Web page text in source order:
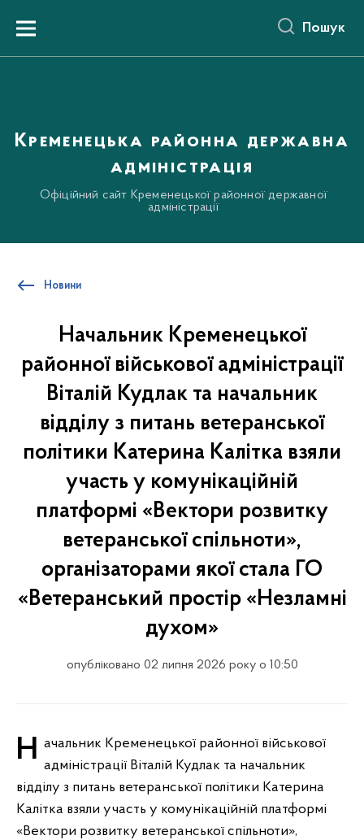
вмістуMenu Пошук
Кременецька районна державна
адміністрація
Офіційний сайт Кременецької районної державної
адміністрації
Новини
Начальник Кременецької
районної військової адміністрації
Віталій Кудлак та начальник
відділу з питань ветеранської
політики Катерина Калітка взяли
участь у комунікаційній
платформі «Вектори розвитку
ветеранської спільноти»,
організаторами якої стала ГО
«Ветеранський простір «Незламні
духом»
опубліковано 02 липня 2026 року о 10:50
Начальник Кременецької районної військової адміністрації Віталій Кудлак та начальник
відділу з питань ветеранської політики Катерина
Калітка взяли участь у комунікаційній платформі
«Вектори розвитку ветеранської спільноти»,